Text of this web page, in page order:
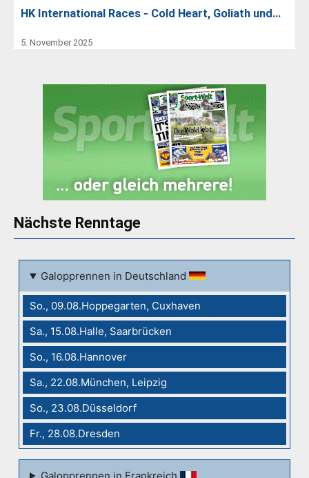
HK International Races - Cold Heart, Goliath und…
5. November 2025
Nächste Renntage
Galopprennen in Deutschland
So., 09.08.Hoppegarten, Cuxhaven
Sa., 15.08.Halle, Saarbrücken
So., 16.08.Hannover
Sa., 22.08.München, Leipzig
So., 23.08.Düsseldorf
Fr., 28.08.Dresden